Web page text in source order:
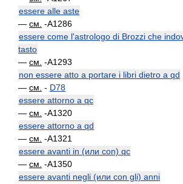
essere alle aste
— см. -A1286
essere come l'astrologo di Brozzi che
tasto
— см. -A1293
non essere atto a portare i libri dietro a qd
— см. - D78
essere attorno a qc
— см. -A1320
essere attorno a qd
— см. -A1321
essere avanti in (или con) qc
— см. -A1350
essere avanti negli (или con gli) anni